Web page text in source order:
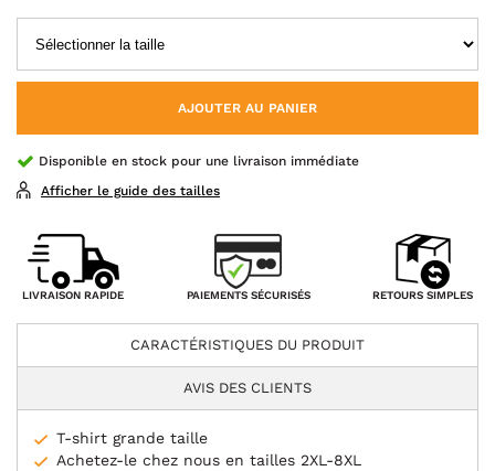
AJOUTER AU PANIER
Disponible en stock pour une livraison immédiate
Afficher le guide des tailles
LIVRAISON RAPIDE PAIEMENTS SÉCURISÉS RETOURS SIMPLES
CARACTÉRISTIQUES DU PRODUIT
AVIS DES CLIENTS
T-shirt grande taille
Achetez-le chez nous en tailles 2XL-8XL